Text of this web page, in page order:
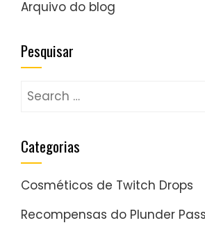
Arquivo do blog
Pesquisar
Search
Categorias
Cosméticos de Twitch Drops
Recompensas do Plunder Pass